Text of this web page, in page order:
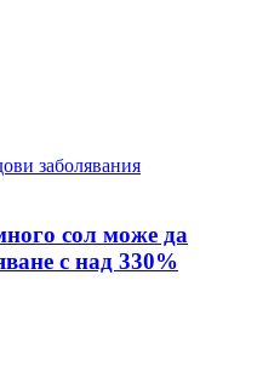
заболявания
сол може да
с над 330%